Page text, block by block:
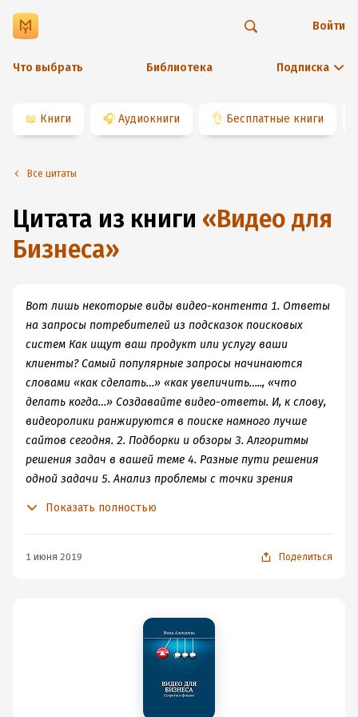
Что выбрать Библиотека Подписка
Войти
📖 Книги 🎧 Аудиокниги 👌 Бесплатные книги
Все цитаты
Цитата из книги «Видео для
Бизнеса»
Вот лишь некоторые виды видео-контента 1. Ответы
на запросы потребителей из подсказок поисковых
систем Как ищут ваш продукт или услугу ваши
клиенты? Самый популярные запросы начинаются
словами «как сделать…» «как увеличить….., «что
делать когда…» Создавайте видео-ответы. И, к слову,
видеоролики ранжируются в поиске намного лучше
сайтов сегодня. 2. Подборки и обзоры 3. Алгоритмы
решения задач в вашей теме 4. Разные пути решения
одной задачи 5. Анализ проблемы с точки зрения
со специалистами и экспертами 10. Пошаговые
Показать полностью
1 июня 2019 Поделиться